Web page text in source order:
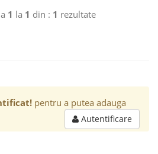
1 la 1 din : 1 rezultate
pentru a putea adauga
Autentificare